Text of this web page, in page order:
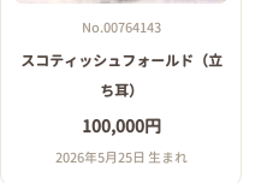
No.00764143
スコティッシュフォールド（立
ち耳）
100,000円
2026年5月25日 生まれ